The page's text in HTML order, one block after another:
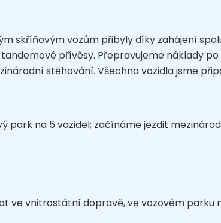
skříňovým vozům přibyly díky zahájení
přívěsy. Přepravujeme náklady
stěhování. Všechna vozidla jsme
park na 5 vozidel; začínáme jezdit
ve vnitrostátní dopravě, ve vozovém parku